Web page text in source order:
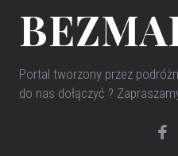
Portal tworzony przez
do nas dołączyć ?